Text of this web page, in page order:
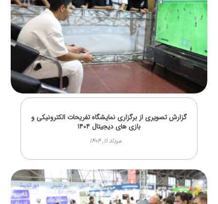
گزارش تصویری از برگزاری نمایشگاه تفریحات الکترونیکی و
بازی های دیجیتال ۱۴۰۴
مرداد ۱۱, ۱۴۰۴